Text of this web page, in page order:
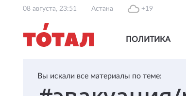
08 августа, 23:51 Астана +19
ПОЛИТИКА
Вы искали все материалы по теме: